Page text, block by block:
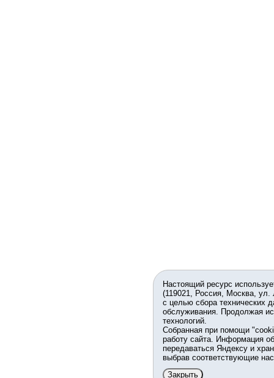
Настоящий ресурс
(119021, Россия, Москва,
с целью сбора технических
обслуживания. Продолжая
технологий.
Собранная при помощи
работу сайта. Информация
передаваться Яндексу и
выбрав соответствующие
Закрыть